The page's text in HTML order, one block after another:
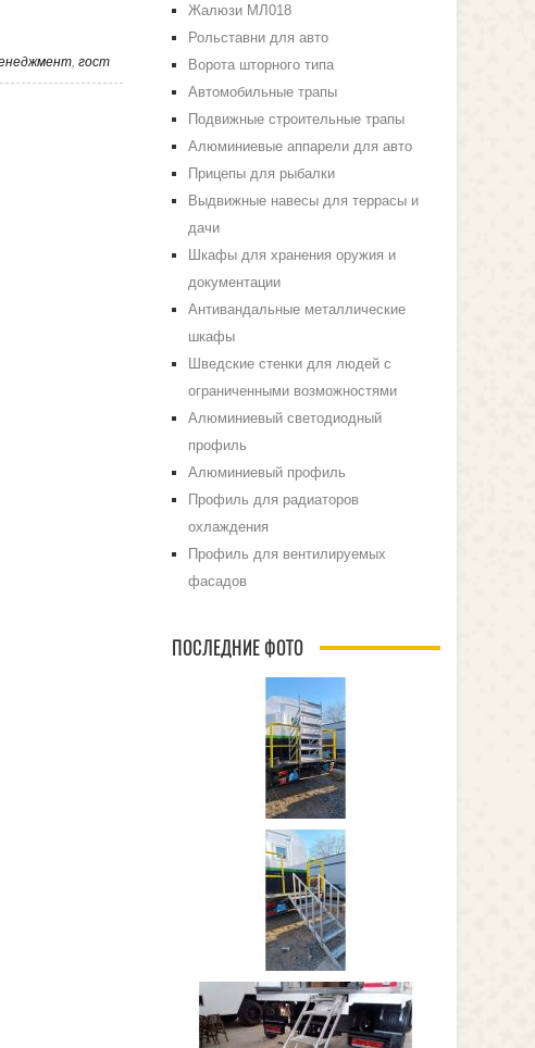
, гост
Жалюзи МЛ018
Рольставни для авто
Ворота шторного типа
Автомобильные трапы
Подвижные строительные трапы
Алюминиевые аппарели для авто
Прицепы для рыбалки
Выдвижные навесы для террасы и
дачи
Шкафы для хранения оружия и
документации
Антивандальные металлические
шкафы
Шведские стенки для людей с
ограниченными возможностями
Алюминиевый светодиодный
профиль
Алюминиевый профиль
Профиль для радиаторов
охлаждения
Профиль для вентилируемых
фасадов
ПОСЛЕДНИЕ ФОТО